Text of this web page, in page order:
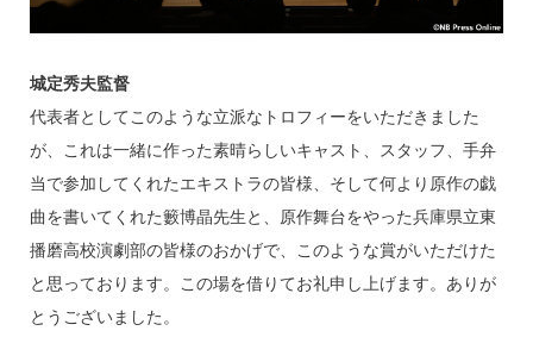
城定秀夫監督
代表者としてこのような立派なトロフィーをいただきました
が、これは一緒に作った素晴らしいキャスト、スタッフ、手弁
当で参加してくれたエキストラの皆様、そして何より原作の戯
曲を書いてくれた籔博晶先生と、原作舞台をやった兵庫県立東
播磨高校演劇部の皆様のおかげで、このような賞がいただけた
と思っております。この場を借りてお礼申し上げます。ありが
とうございました。